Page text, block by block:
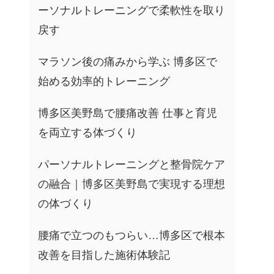
ーソナルトレーニングで柔軟性を取り
戻す
マラソン後の痛みから学ぶ 博多区で
始める効率的トレーニング
博多区美野島で腰痛改善 仕事と育児
を両立する体づくり
パーソナルトレーニングと整骨院ケア
の融合｜博多区美野島で実現する理想
の体づくり
腰痛で立つのもつらい…博多区で根本
改善を目指した施術体験記